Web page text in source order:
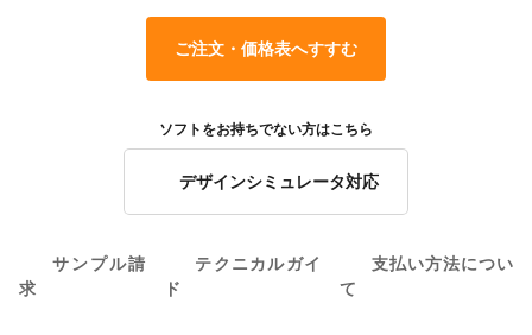
ご注文・価格表へすすむ
ソフトをお持ちでない方はこちら
デザインシミュレータ対応
サンプル請
求
テクニカルガイ
ド
支払い方法につい
て